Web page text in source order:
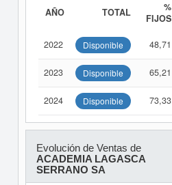
AÑO TOTAL
%
FIJOS
2022 Disponible 48,71
2023 Disponible 65,21
2024 Disponible 73,33
Evolución de Ventas de
ACADEMIA LAGASCA
SERRANO SA